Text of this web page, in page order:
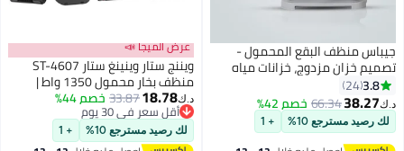
منظف البقع المحمول -
خزان مزدوج، خزانات مياه
مرفقين لرأس التنظيف، تصميم
الوزن وصغير الحجم، مثالي
السجاد والبسط
24
66.34خصم 42%
مسترجع 10% + 1
عرض الميجا 📣
ويننج ستار وينينغ ستار ST-4607
منظف بخار محمول 1350 واط |
سخان سريع خلال 20 ثانية | جهاز بخار
متعدد الاستخدامات للأقمشة
والكنب والسجاد والمفروشات |
18.78
33.87خصم 44%
أقل سعر في 30 يوم
أقل سعر في 30 يوم
لك رصيد مسترجع 10% + 1